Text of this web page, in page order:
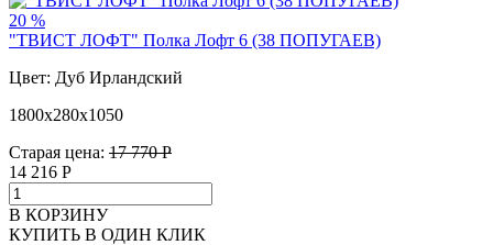
20 %
"ТВИСТ ЛОФТ" Полка Лофт 6 (38 ПОПУГАЕВ)
Цвет: Дуб Ирландский
1800х280х1050
Старая цена: 17 770 Р
14 216 Р
В КОРЗИНУ
КУПИТЬ В ОДИН КЛИК